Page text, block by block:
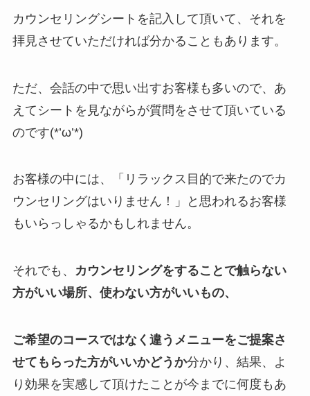
カウンセリングシートを記入して頂いて、それを
拝見させていただければ分かることもあります。
ただ、会話の中で思い出すお客様も多いので、あ
えてシートを見ながらが質問をさせて頂いている
のです(*’ω’*)
お客様の中には、「リラックス目的で来たのでカ
ウンセリングはいりません！」と思われるお客様
もいらっしゃるかもしれません。
それでも、
カウンセリングをすることで触らない
方がいい場所、使わない方がいいもの、
ご希望のコースではなく違うメニューをご提案さ
せてもらった方がいいかどうか分かり、結果、よ
り効果を実感して頂けたことが今までに何度もあ